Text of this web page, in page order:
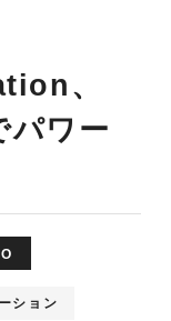
、
ワー
ション